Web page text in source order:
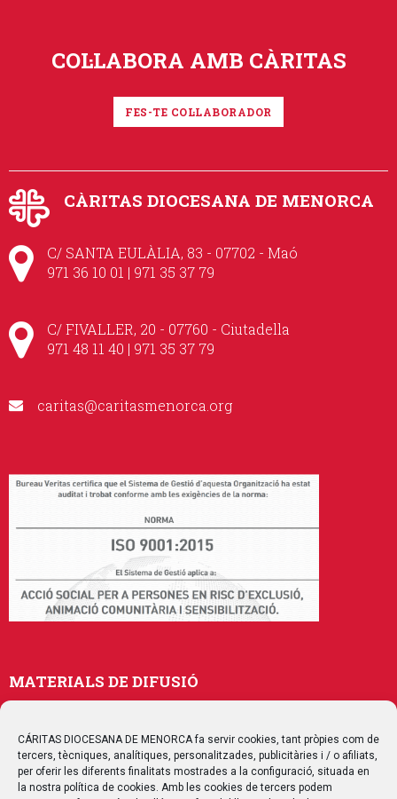
CÁRITAS DIOCESANA DE MENORCA fa servir cookies, tant pròpies com de
tercers, tècniques, analítiques, personalitzades, publicitàries i / o afiliats,
per oferir les diferents finalitats mostrades a la configuració, situada en
la nostra política de cookies. Amb les cookies de tercers podem
COL·LABORA AMB CÀRITAS
FES-TE COL·LABORADOR
CÀRITAS DIOCESANA DE MENORCA
C/ SANTA EULÀLIA, 83 - 07702 - Maó
971 36 10 01 | 971 35 37 79
C/ FIVALLER, 20 - 07760 - Ciutadella
971 48 11 40 | 971 35 37 79
caritas@caritasmenorca.org
MATERIALS DE DIFUSIÓ
Publicacions
Multimedia